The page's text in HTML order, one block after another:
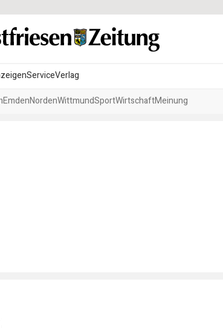
ServiceVerlag
EmdenNordenWittmundSportWirtschaftMeinung